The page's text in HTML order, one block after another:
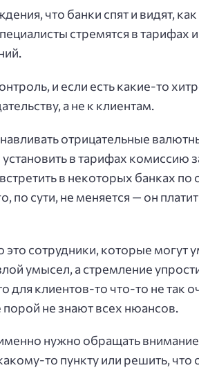
что банки спят и видят,
стремятся в тарифах
и если есть какие-то
а не к клиентам.
отрицательные
в тарифах комиссию
в некоторых банках
сути, не меняется — он платит
это сотрудники, которые могут
умысел, а стремление
для клиентов-то что-то не так
порой не знают всех нюансов.
нужно обращать
то пункту или решить, что